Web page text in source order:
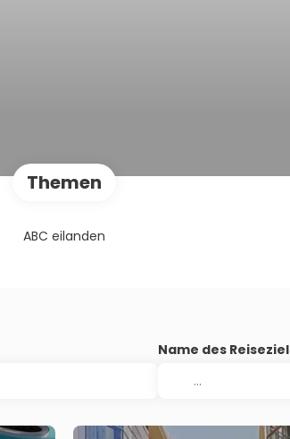
Themen
ABC eilanden
Name des